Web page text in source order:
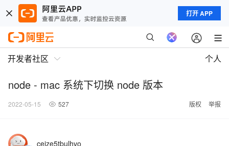
打开 APP
开发者社区 个人
node - mac 系统下切换 node 版本
2022-05-15 527 版权 举报
cejze5tbulhvo